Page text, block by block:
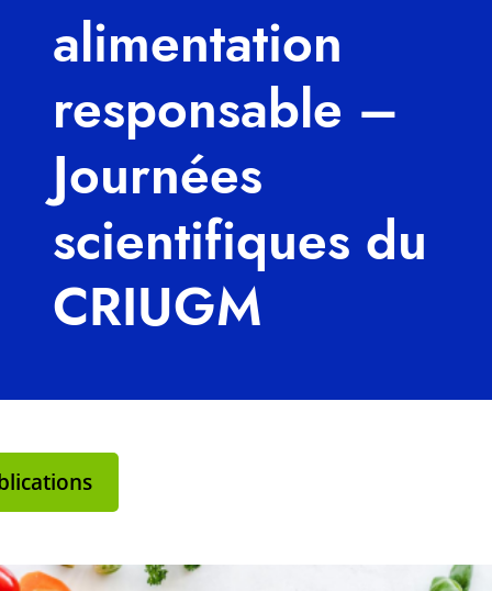
alimentation
responsable –
Journées
scientifiques du
CRIUGM